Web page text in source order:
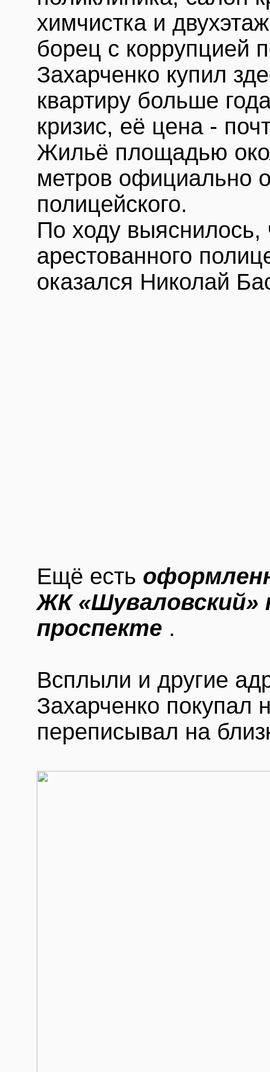
химчистка и
борец с коррупцией
Захарченко купил
квартиру больше
кризис, её цена -
Жильё площадью
метров официально
полицейского.
По ходу выяснилось,
арестованного
оказался Николай
Ещё есть
ЖК «Шуваловский»
проспекте .
Всплыли и другие
Захарченко покупал
переписывал на